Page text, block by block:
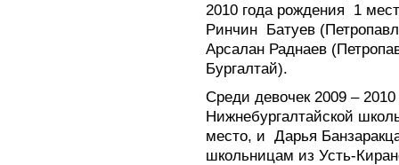
2010 года рождения 1
Ринчин Батуев
Арсалан Раднаев
Бургалтай).
Среди девочек 2009 –
Нижнебургалтайской
место, и Дарья
школьницам из Усть-